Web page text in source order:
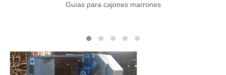
Guías para cajones marrones